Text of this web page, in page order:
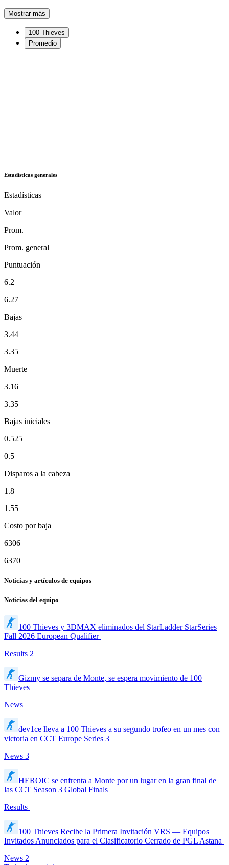
Mostrar más
100 Thieves
Promedio
Estadísticas generales
Estadísticas
Valor
Prom.
Prom. general
Puntuación
6.2
6.27
Bajas
3.44
3.35
Muerte
3.16
3.35
Bajas iniciales
0.525
0.5
Disparos a la cabeza
1.8
1.55
Costo por baja
6306
6370
Noticias y artículos de equipos
Noticias del equipo
100 Thieves y 3DMAX eliminados del StarLadder StarSeries
Fall 2026 European Qualifier
Results 2
Gizmy se separa de Monte, se espera movimiento de 100
Thieves
News
dev1ce lleva a 100 Thieves a su segundo trofeo en un mes con
victoria en CCT Europe Series 3
News 3
HEROIC se enfrenta a Monte por un lugar en la gran final de
las CCT Season 3 Global Finals
Results
100 Thieves Recibe la Primera Invitación VRS — Equipos
Invitados Anunciados para el Clasificatorio Cerrado de PGL Astana
News 2